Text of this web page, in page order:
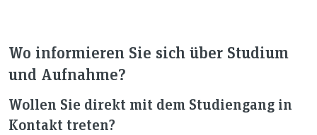
Wo informieren Sie sich über Studium
und Aufnahme?
Wollen Sie direkt mit dem Studiengang in
Kontakt treten?